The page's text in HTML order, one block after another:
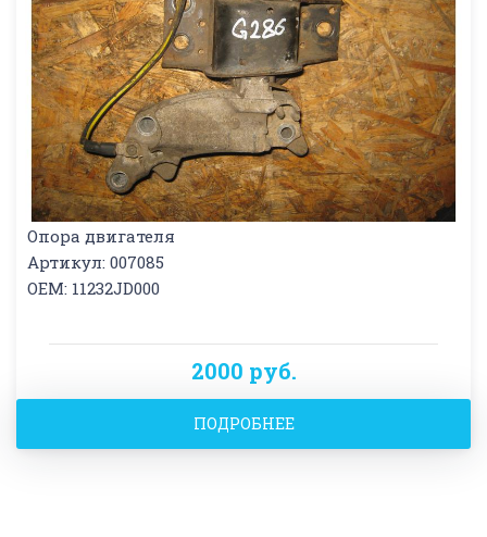
Опора двигателя
Артикул: 007085
OEM: 11232JD000
2000 руб.
ПОДРОБНЕЕ